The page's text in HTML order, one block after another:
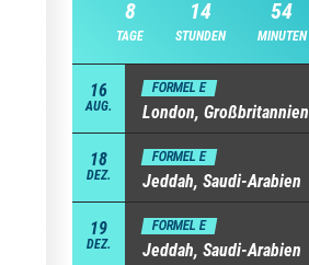
8
TAGE
14
STUNDEN
54
MINUTEN
16
AUG.
FORMEL E
London, Großbritannien
18
DEZ.
FORMEL E
Jeddah, Saudi-Arabien
19
DEZ.
FORMEL E
Jeddah, Saudi-Arabien